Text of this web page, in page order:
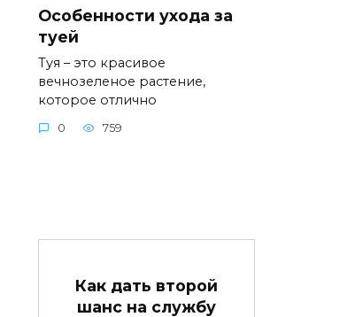
Особенности ухода за
туей
Туя – это красивое
вечнозеленое растение,
которое отлично
0 759
Как дать второй
шанс на службу